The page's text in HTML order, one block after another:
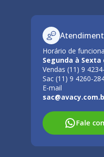
Horário de
Segunda à Sexta
Vendas (11) 9
Sac (11) 9 4260-
E-mail
Fale